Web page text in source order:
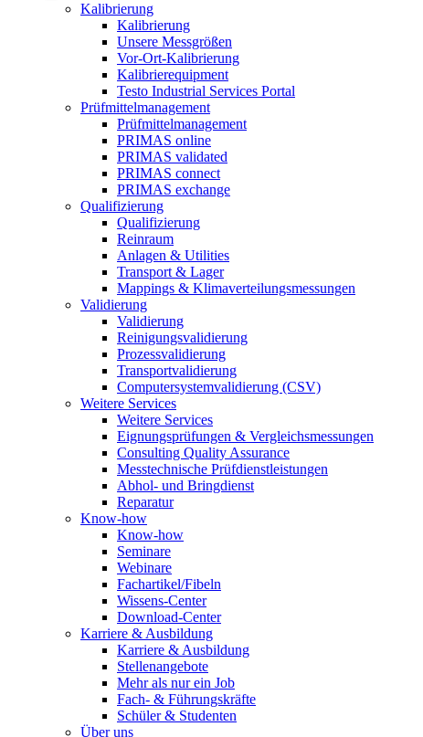
Kalibrierung
Kalibrierung
Unsere Messgrößen
Vor-Ort-Kalibrierung
Kalibrierequipment
Testo Industrial Services Portal
Prüfmittelmanagement
Prüfmittelmanagement
PRIMAS online
PRIMAS validated
PRIMAS connect
PRIMAS exchange
Qualifizierung
Qualifizierung
Reinraum
Anlagen & Utilities
Transport & Lager
Mappings & Klimaverteilungsmessungen
Validierung
Validierung
Reinigungsvalidierung
Prozessvalidierung
Transportvalidierung
Computersystemvalidierung (CSV)
Weitere Services
Weitere Services
Eignungsprüfungen & Vergleichsmessungen
Consulting Quality Assurance
Messtechnische Prüfdienstleistungen
Abhol- und Bringdienst
Reparatur
Know-how
Know-how
Seminare
Webinare
Fachartikel/Fibeln
Wissens-Center
Download-Center
Karriere & Ausbildung
Karriere & Ausbildung
Stellenangebote
Mehr als nur ein Job
Fach- & Führungskräfte
Schüler & Studenten
Über uns